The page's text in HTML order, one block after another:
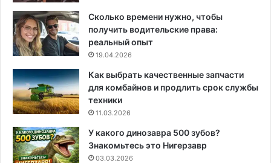
Сколько времени нужно, чтобы
получить водительские права:
реальный опыт
19.04.2026
Как выбрать качественные запчасти
для комбайнов и продлить срок службы
техники
11.03.2026
У какого динозавра 500 зубов?
Знакомьтесь это Нигерзавр
03.03.2026